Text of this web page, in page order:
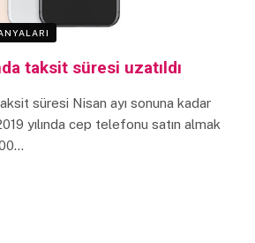
taksit süresi uzatıldı
süresi Nisan ayı sonuna kadar
yılında cep telefonu satın almak